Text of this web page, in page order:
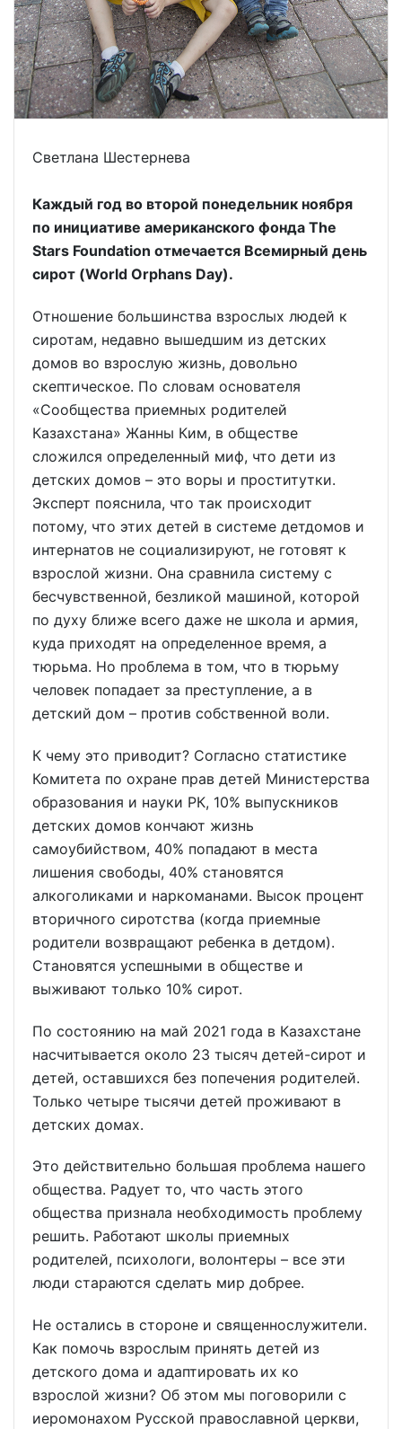
Светлана Шестернева
Каждый год во второй понедельник ноября
по инициативе американского фонда The
Stars Foundation отмечается Всемирный день
сирот (World Orphans Day).
Отношение большинства взрослых людей к
сиротам, недавно вышедшим из детских
домов во взрослую жизнь, довольно
скептическое. По словам основателя
«Сообщества приемных родителей
Казахстана» Жанны Ким, в обществе
сложился определенный миф, что дети из
детских домов – это воры и проститутки.
Эксперт пояснила, что так происходит
потому, что этих детей в системе детдомов и
интернатов не социализируют, не готовят к
взрослой жизни. Она сравнила систему с
бесчувственной, безликой машиной, которой
по духу ближе всего даже не школа и армия,
куда приходят на определенное время, а
тюрьма. Но проблема в том, что в тюрьму
человек попадает за преступление, а в
детский дом – против собственной воли.
К чему это приводит? Согласно статистике
Комитета по охране прав детей Министерства
образования и науки РК, 10% выпускников
детских домов кончают жизнь
самоубийством, 40% попадают в места
лишения свободы, 40% становятся
алкоголиками и наркоманами. Высок процент
вторичного сиротства (когда приемные
родители возвращают ребенка в детдом).
Становятся успешными в обществе и
выживают только 10% сирот.
По состоянию на май 2021 года в Казахстане
насчитывается около 23 тысяч детей-сирот и
детей, оставшихся без попечения родителей.
Только четыре тысячи детей проживают в
детских домах.
Это действительно большая проблема нашего
общества. Радует то, что часть этого
общества признала необходимость проблему
решить. Работают школы приемных
родителей, психологи, волонтеры – все эти
люди стараются сделать мир добрее.
Не остались в стороне и священнослужители.
Как помочь взрослым принять детей из
детского дома и адаптировать их ко
взрослой жизни? Об этом мы поговорили с
иеромонахом Русской православной церкви,